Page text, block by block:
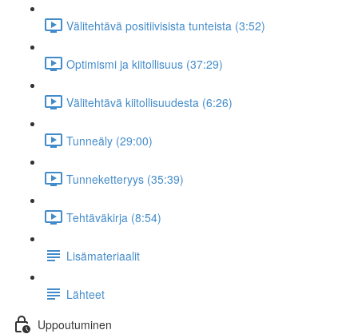
Välitehtävä positiivisista tunteista (3:52)
Optimismi ja kiitollisuus (37:29)
Välitehtävä kiitollisuudesta (6:26)
Tunneäly (29:00)
Tunneketteryys (35:39)
Tehtäväkirja (8:54)
Lisämateriaalit
Lähteet
Uppoutuminen